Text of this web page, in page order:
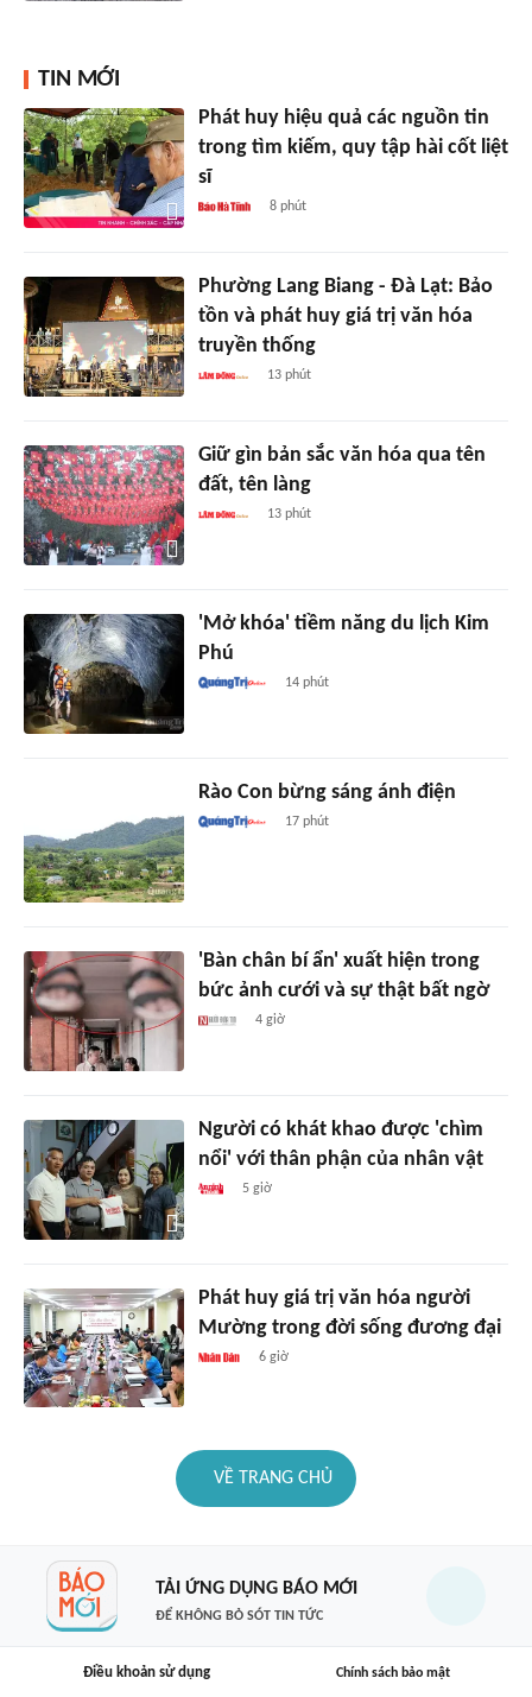
TIN MỚI
Phát huy hiệu quả các nguồn tin
trong tìm kiếm, quy tập hài cốt liệt
sĩ
8 phút
Phường Lang Biang - Đà Lạt: Bảo
tồn và phát huy giá trị văn hóa
truyền thống
13 phút
Giữ gìn bản sắc văn hóa qua tên
đất, tên làng
13 phút
'Mở khóa' tiềm năng du lịch Kim
Phú
14 phút
Rào Con bừng sáng ánh điện
17 phút
'Bàn chân bí ẩn' xuất hiện trong
bức ảnh cưới và sự thật bất ngờ
4 giờ
Người có khát khao được 'chìm
nổi' với thân phận của nhân vật
5 giờ
Phát huy giá trị văn hóa người
Mường trong đời sống đương đại
6 giờ
VỀ TRANG CHỦ
TẢI ỨNG DỤNG BÁO MỚI
ĐỂ KHÔNG BỎ SÓT TIN TỨC
Điều khoản sử dụng Chính sách bảo mật